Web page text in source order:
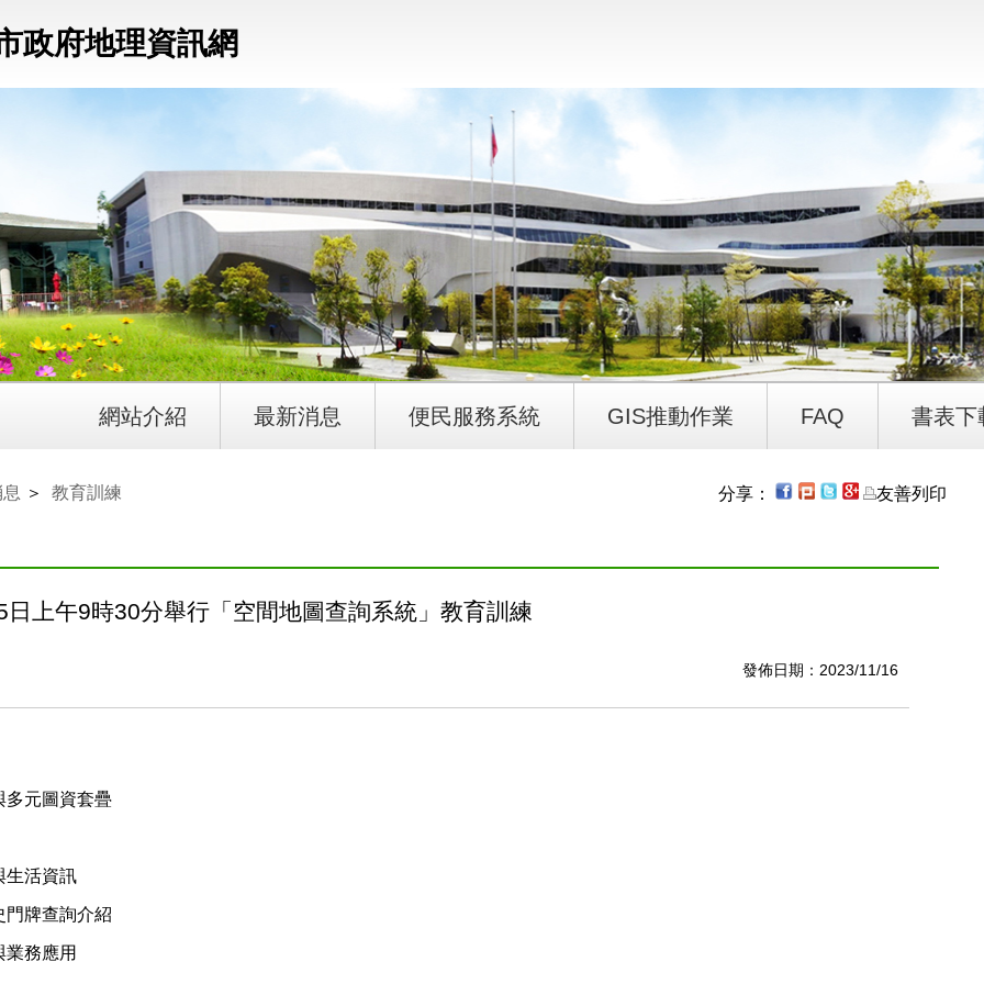
政府地理資訊網
網站介紹 最新消息 便民服務系統 GIS推動作業 FAQ 書表下
＞ 教育訓練 分享： 友善列印
上午9時30分舉行「空間地圖查詢系統」教育訓練
發佈日期： 2023/11/16
多元圖資套疊
生活資訊
門牌查詢介紹
務應用